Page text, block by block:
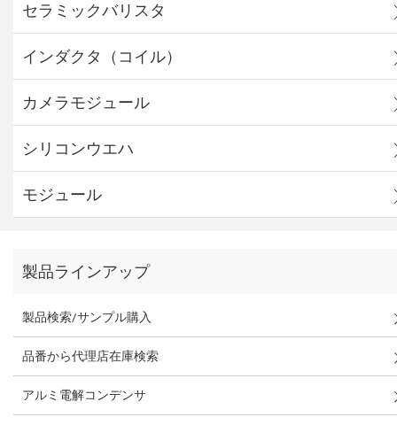
セラミックバリスタ
インダクタ（コイル）
カメラモジュール
シリコンウエハ
モジュール
製品ラインアップ
製品検索/サンプル購入
品番から代理店在庫検索
アルミ電解コンデンサ